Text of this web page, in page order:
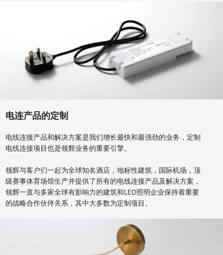
电连产品的定制
电线连接产品和解决方案是我们增长最快和最强劲的业务，定制
电线连接项目也是领辉业务的重要引擎。
领辉与客户们一起为全球知名酒店，地标性建筑，国际机场，顶
级赛事体育场馆生产并提供了所有的电线连接产品及解决方案，
领辉一直与多家全球有影响力的建筑和LED照明企业保持着重要
的战略合作伙伴关系，其中大多数为定制项目。